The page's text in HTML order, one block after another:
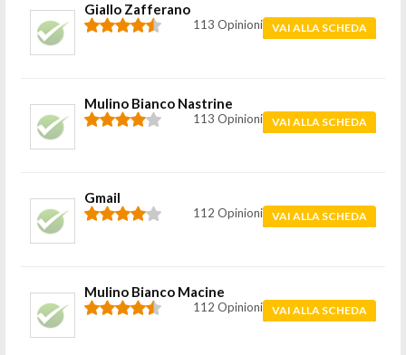
Giallo Zafferano
113 Opinioni VAI ALLA SCHEDA
Mulino Bianco Nastrine
113 Opinioni VAI ALLA SCHEDA
Gmail
112 Opinioni VAI ALLA SCHEDA
Mulino Bianco Macine
112 Opinioni VAI ALLA SCHEDA